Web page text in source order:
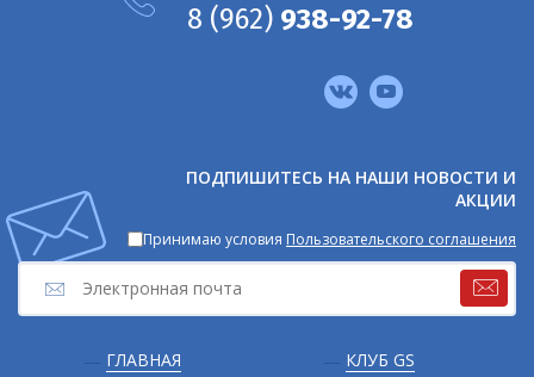
Подвал
ГЛАВНАЯ КЛУБ GS
ПОДПИШИТЕСЬ НА НАШИ НОВОСТИ И
АКЦИИ
Принимаю условия Пользовательского соглашения
8 (962) 938-92-78